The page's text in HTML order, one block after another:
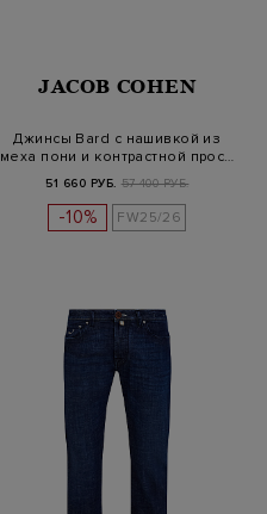
JACOB COHEN
Джинсы Bard с нашивкой из
меха пони и контрастной прос…
51 660 РУБ. 57 400 РУБ.
-10% FW25/26